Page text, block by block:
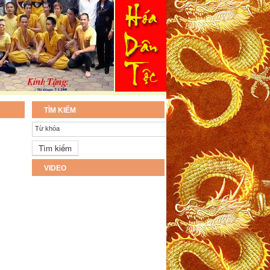
TÌM KIẾM
Từ khóa
VIDEO